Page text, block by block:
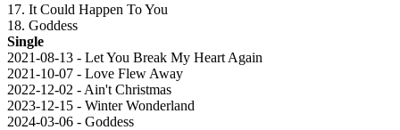
17. It Could Happen To You
18. Goddess
Single
2021-08-13 - Let You Break My Heart Again
2021-10-07 - Love Flew Away
2022-12-02 - Ain't Christmas
2023-12-15 - Winter Wonderland
2024-03-06 - Goddess